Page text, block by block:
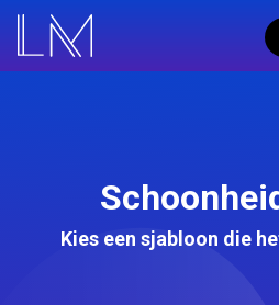
Kies een sjabloon die